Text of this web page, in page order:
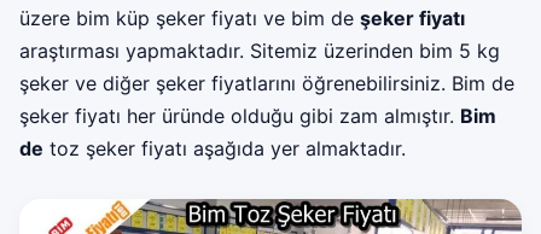
üzere bim küp şeker fiyatı ve bim de şeker fiyatı
araştırması yapmaktadır. Sitemiz üzerinden bim 5 kg
şeker ve diğer şeker fiyatlarını öğrenebilirsiniz. Bim de
şeker fiyatı her üründe olduğu gibi zam almıştır. Bim
de toz şeker fiyatı aşağıda yer almaktadır.